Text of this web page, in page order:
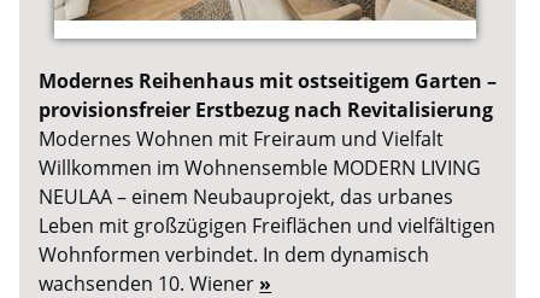
Modernes Reihenhaus mit ostseitigem Garten –
provisionsfreier Erstbezug nach Revitalisierung
Modernes Wohnen mit Freiraum und Vielfalt
Willkommen im Wohnensemble MODERN LIVING
NEULAA – einem Neubauprojekt, das urbanes
Leben mit großzügigen Freiflächen und vielfältigen
Wohnformen verbindet. In dem dynamisch
wachsenden 10. Wiener »